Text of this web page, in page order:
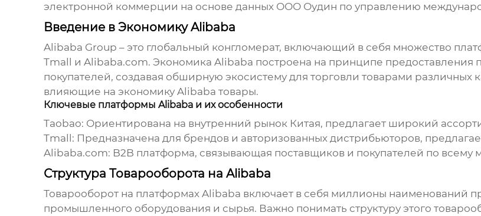
электронной коммерции на основе данных ООО Оудин по управлению
Введение в Экономику Alibaba
Alibaba Group – это глобальный конгломерат, включающий в себя множество
Tmall и Alibaba.com. Экономика Alibaba построена на принципе
покупателей, создавая обширную экосистему для торговли товарами различных
влияющие на экономику Alibaba товары.
Ключевые платформы Alibaba и их особенности
Taobao: Ориентирована на внутренний рынок Китая, предлагает широкий
Tmall: Предназначена для брендов и авторизованных дистрибьюторов,
Alibaba.com: B2B платформа, связывающая поставщиков и покупателей по всему
Структура Товарооборота на Alibaba
Товарооборот на платформах Alibaba включает в себя миллионы наименований
промышленного оборудования и сырья. Важно понимать структуру этого